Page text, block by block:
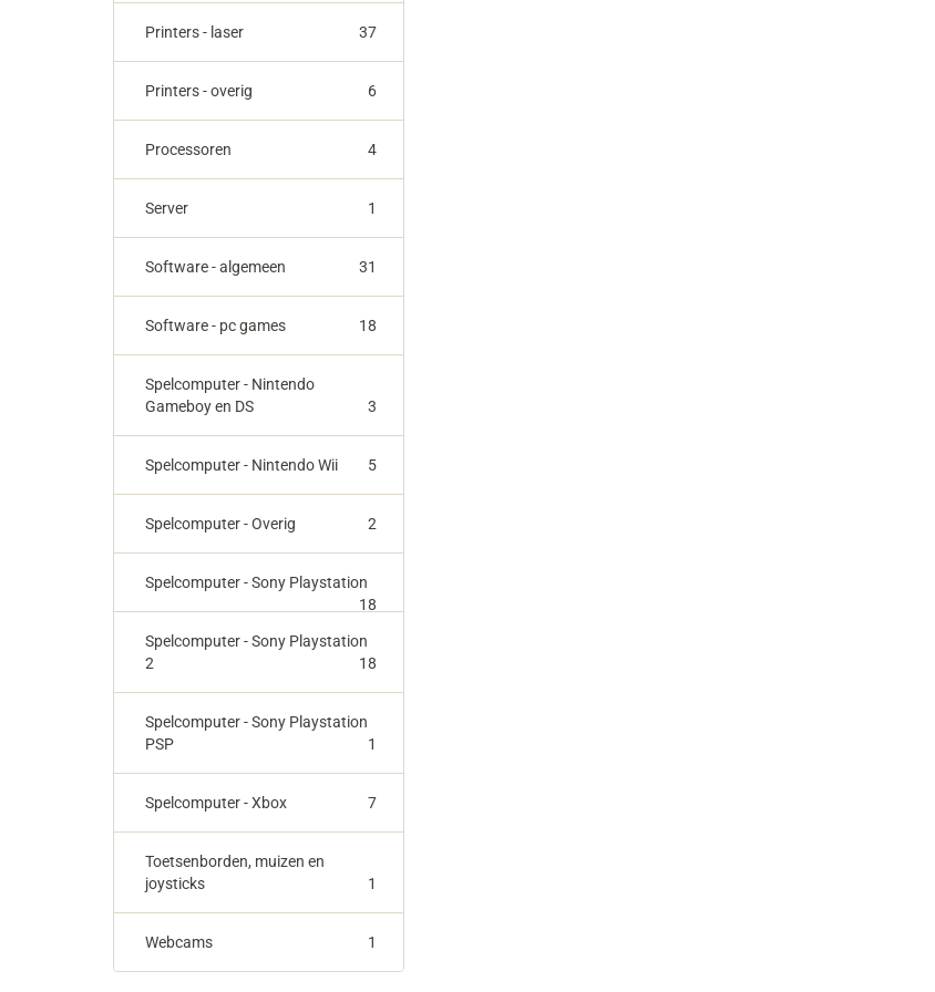
Printers - laser 37
Printers - overig 6
Processoren 4
Server 1
Software - algemeen 31
Software - pc games 18
Spelcomputer - Nintendo
Gameboy en DS
3
Spelcomputer - Nintendo Wii 5
Spelcomputer - Overig 2
Spelcomputer - Sony Playstation
18
Spelcomputer - Sony Playstation
2
18
Spelcomputer - Sony Playstation
PSP
1
Spelcomputer - Xbox 7
Toetsenborden, muizen en
joysticks
1
Webcams 1